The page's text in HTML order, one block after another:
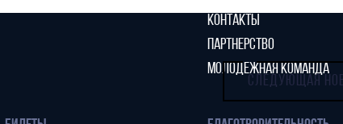
СЛЕДУЮЩАЯ
КОНТАКТЫ
ПАРТНЕРСТВО
МОЛОДЕЖНАЯ КОМАНДА